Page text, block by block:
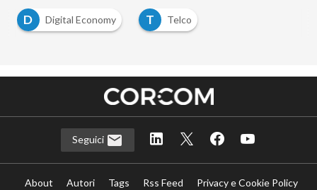
D
Digital Economy T Telco
Seguici
About Autori Tags Rss Feed
Privacy e Cookie Policy